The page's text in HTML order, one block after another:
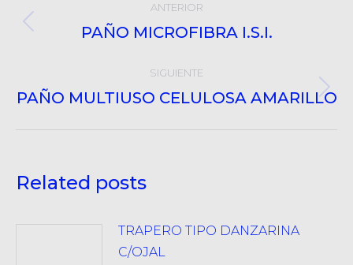
navigation
ANTERIOR
Post
PAÑO MICROFIBRA I.S.I.
SIGUIENTE
Próximo
PAÑO MULTIUSO CELULOSA AMARILLO
Related posts
TRAPERO TIPO DANZARINA
C/OJAL